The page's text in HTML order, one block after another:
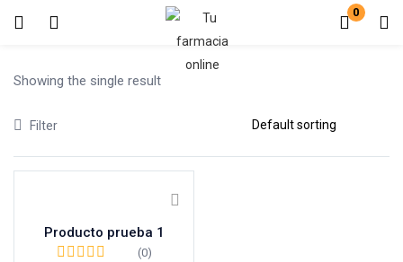
0
Login
Remember me
Showing the single result
Filter
Producto prueba 1
(0)